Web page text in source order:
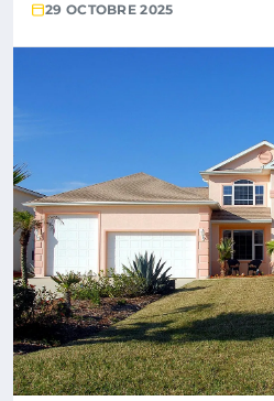
29 OCTOBRE 2025